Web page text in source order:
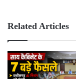
Related Articles